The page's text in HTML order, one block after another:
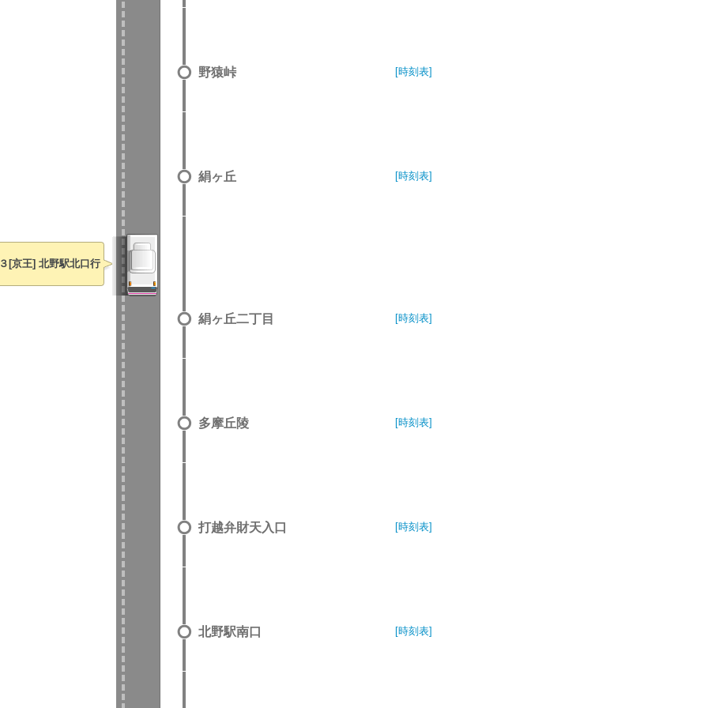
野猿峠 [時刻表]
絹ヶ丘 [時刻表]
[京王] 北野駅北口行
絹ヶ丘二丁目 [時刻表]
多摩丘陵 [時刻表]
打越弁財天入口 [時刻表]
北野駅南口 [時刻表]